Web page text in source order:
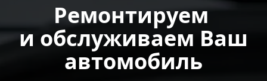
Ремонтируем
и обслуживаем Ваш
автомобиль